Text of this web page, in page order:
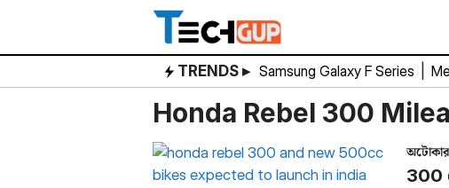
content
TRENDS ▸ Samsung Galaxy F Series
Honda Rebel 300
অটোকার
300